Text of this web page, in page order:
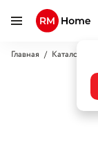
Главная Каталог